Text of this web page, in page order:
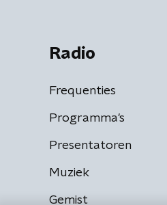
Radio
Frequenties
Programma's
Presentatoren
Muziek
Gemist